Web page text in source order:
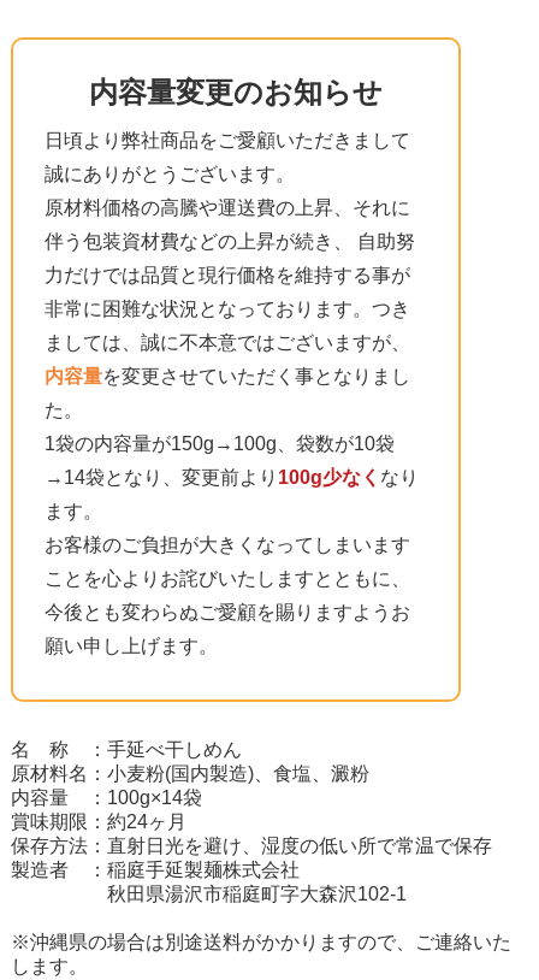
内容量変更のお知らせ
日頃より弊社商品をご愛顧いただきまして
誠にありがとうございます。
原材料価格の高騰や運送費の上昇、それに
伴う包装資材費などの上昇が続き、 自助努
力だけでは品質と現行価格を維持する事が
非常に困難な状況となっております。つき
ましては、誠に不本意ではございますが、
内容量を変更させていただく事となりまし
た。
1袋の内容量が150g→100g、袋数が10袋
→14袋となり、変更前より 100g少なく なり
ます。
お客様のご負担が大きくなってしまいます
ことを心よりお詫びいたしますとともに、
今後とも変わらぬご愛顧を賜りますようお
願い申し上げます。
名 称 ：手延べ干しめん
原材料名：小麦粉(国内製造)、食塩、澱粉
内容量 ：100g×14袋
賞味期限：約24ヶ月
保存方法：直射日光を避け、湿度の低い所で常温で保存
製造者 ：稲庭手延製麺株式会社
秋田県湯沢市稲庭町字大森沢102-1
※沖縄県の場合は別途送料がかかりますので、ご連絡いた
します。